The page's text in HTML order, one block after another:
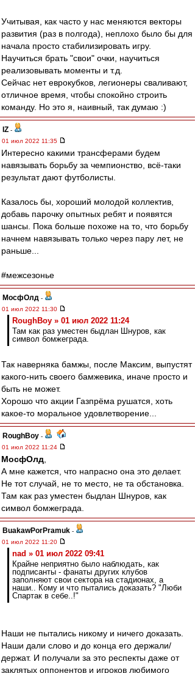
Учитывая, как часто у нас меняются векторы
развития (раз в полгода), неплохо было бы для
начала просто стабилизировать игру.
Научиться брать "свои" очки, научиться
реализовывать моменты и т.д.
Сейчас нет еврокубков, легионеры сваливают,
отличное время, чтобы спокойно строить
команду. Но это я, наивный, так думаю :)
IZ -
01 июл 2022 11:35
Интересно какими трансферами будем
навязывать борьбу за чемпионство, всё-таки
результат дают футболисты.
Казалось бы, хороший молодой коллектив,
добавь парочку опытных ребят и появятся
шансы. Пока больше похоже на то, что борьбу
начнем навязывать только через пару лет, не
раньше...
#межсезонье
МосфОлд -
01 июл 2022 11:30
RoughBoy » 01 июл 2022 11:24
Там как раз уместен быдлан Шнуров, как
символ бомжеграда.
Так наверняка бамжы, после Максим, выпустят
какого-нить своего бамжевика, иначе просто и
быть не может.
Хорошо что акции Газпрёма рушатся, хоть
какое-то моральное удовлетворение...
RoughBoy -
01 июл 2022 11:24
МосфОлд
А мне кажется, что напрасно она это делает.
Не тот случай, не то место, не та обстановка.
Там как раз уместен быдлан Шнуров, как
символ бомжеграда.
BuakawPorPramuk -
01 июл 2022 11:20
nad » 01 июл 2022 09:41
Крайне неприятно было наблюдать, как
подписанты - фанаты других клубов
заполняют свои сектора на стадионах, а
наши.. Кому и что пытались доказать? "Люби
Спартак в себе..!"
Наши не пытались никому и ничего доказать.
Наши дали слово и до конца его держали/
держат. И получали за это респекты даже от
заклятых оппонентов и игроков любимого